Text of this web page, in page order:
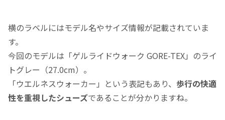
横のラベルにはモデル名やサイズ情報が記載されていま
す。
今回のモデルは「ゲルライドウォーク GORE-TEX」のライ
トグレー（27.0cm）。
「ウエルネスウォーカー」という表記もあり、 歩行の快適
性を重視したシューズであることが分かりますね。